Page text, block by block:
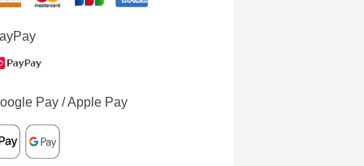
Pay / Apple Pay